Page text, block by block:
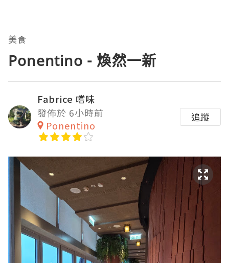
美食
Ponentino - 煥然一新
Fabrice 嚐味
發佈於 6小時前
Ponentino
追蹤